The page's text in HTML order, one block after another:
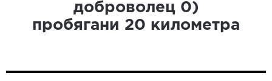
доброволец 0)
пробягани 20 километра